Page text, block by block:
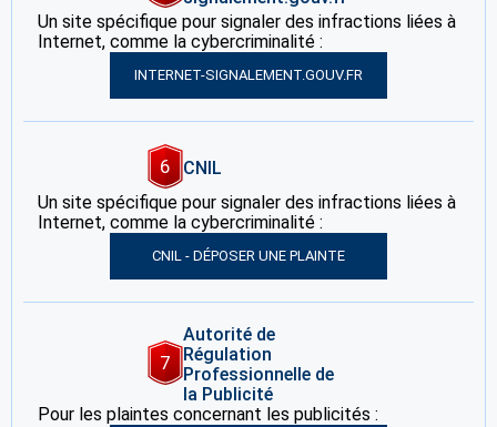
Un site spécifique pour signaler des infractions liées à
Internet, comme la cybercriminalité :
INTERNET-SIGNALEMENT.GOUV.FR
6
CNIL
Un site spécifique pour signaler des infractions liées à
Internet, comme la cybercriminalité :
CNIL - DÉPOSER UNE PLAINTE
7
Autorité de
Régulation
Professionnelle de
la Publicité
Pour les plaintes concernant les publicités :